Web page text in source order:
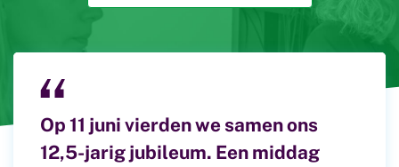
Op 11 juni vierden we samen ons
12,5-jarig jubileum. Een middag
Kinderen die hun eigen
ontwikkeling onder woorden
Ervaringen en lessen uit de pilot
groepsregistratie Steeds meer